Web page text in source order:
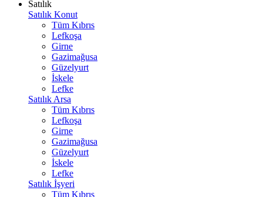
Satılık
Satılık Konut
Tüm Kıbrıs
Lefkoşa
Girne
Gazimağusa
Güzelyurt
İskele
Lefke
Satılık Arsa
Tüm Kıbrıs
Lefkoşa
Girne
Gazimağusa
Güzelyurt
İskele
Lefke
Satılık İşyeri
Tüm Kıbrıs